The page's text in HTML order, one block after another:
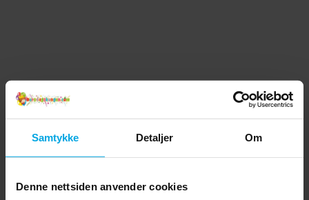
Samtykke Detaljer Om
Denne nettsiden anvender cookies